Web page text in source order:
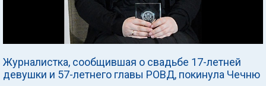
Журналистка, сообщившая о свадьбе 17-летней
девушки и 57-летнего главы РОВД, покинула Чечню